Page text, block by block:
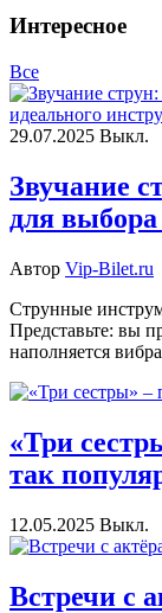
Интересное
Все
29.07.2025 Выкл.
Звучание
для выбора
Автор Vip-Bilet.ru
Струнные
Представьте: вы
наполняется
«Три
так
12.05.2025 Выкл.
Встречи с